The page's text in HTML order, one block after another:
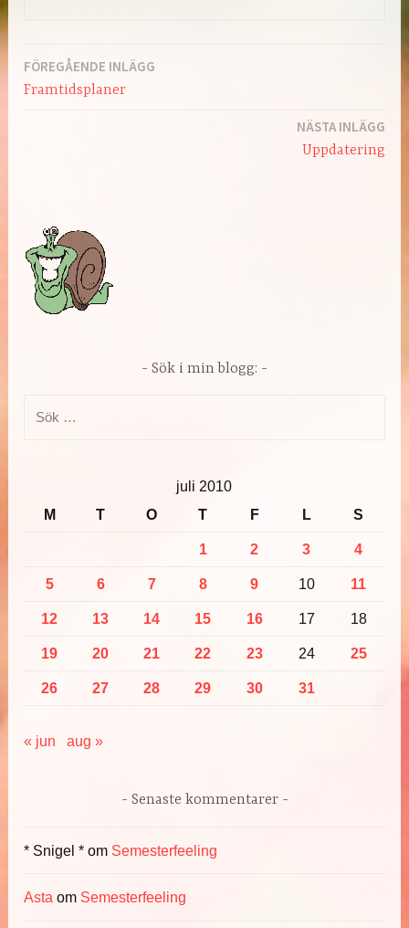
Inläggsnavigering
FÖREGÅENDE INLÄGG
Framtidsplaner
NÄSTA INLÄGG
Uppdatering
Sök i min blogg:
juli 2010
M
T O T F L S
1 2 3 4
5 6 7 8 9 10 11
12 13 14 15 16 17 18
19 20 21 22 23 24 25
26 27 28 29 30 31
« jun aug »
Senaste kommentarer
* Snigel * om Semesterfeeling
Asta om Semesterfeeling